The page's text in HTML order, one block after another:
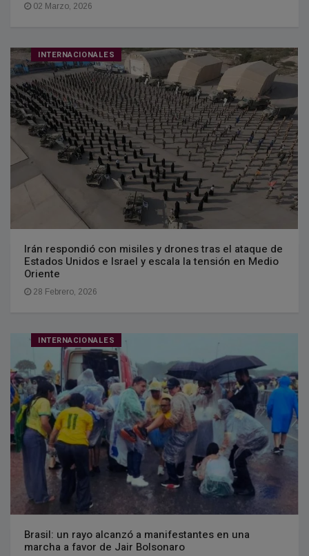
02 Marzo, 2026
INTERNACIONALES
Irán respondió con misiles y drones tras el ataque de
Estados Unidos e Israel y escala la tensión en Medio
Oriente
28 Febrero, 2026
INTERNACIONALES
Brasil: un rayo alcanzó a manifestantes en una
marcha a favor de Jair Bolsonaro